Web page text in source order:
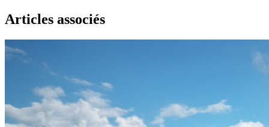
Articles associés